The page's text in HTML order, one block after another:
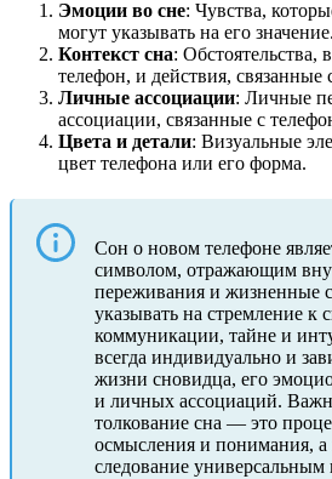
Эмоции во сне: Чувства,
могут указывать на его значение.
Контекст сна: Обстоятельства,
телефон, и действия, связанные
Личные ассоциации: Личные
ассоциации, связанные с
Цвета и детали: Визуальные
цвет телефона или его форма.
Сон о новом телефоне
символом, отражающим
переживания и жизненные
указывать на стремление к
коммуникации, тайне и
всегда индивидуально и
жизни сновидца, его
и личных ассоциаций.
толкование сна — это
осмысления и понимания, а
следование универсальным